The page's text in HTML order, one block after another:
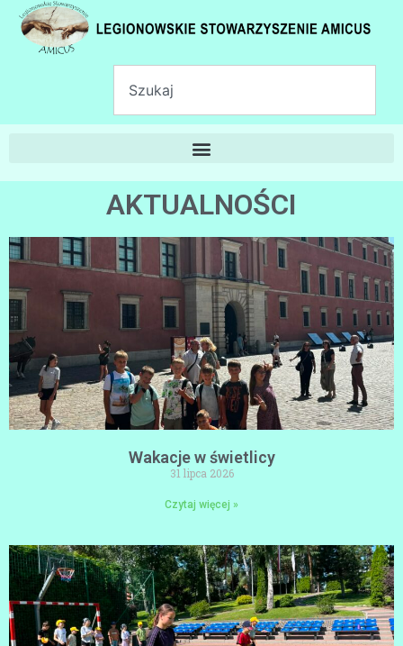
AKTUALNOŚCI
Wakacje w świetlicy
31 lipca 2026
Czytaj więcej »